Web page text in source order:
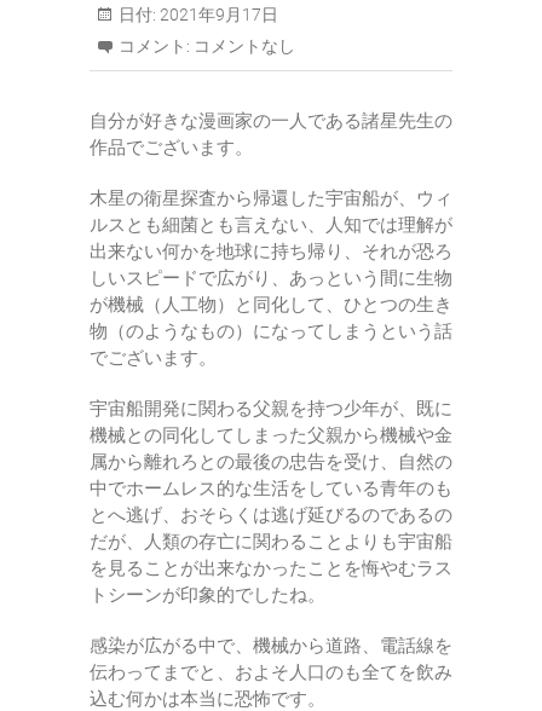
日付: 2021年9月17日
コメント: コメントなし
自分が好きな漫画家の一人である諸星先生の
作品でございます。
木星の衛星探査から帰還した宇宙船が、ウィ
ルスとも細菌とも言えない、人知では理解が
出来ない何かを地球に持ち帰り、それが恐ろ
しいスピードで広がり、あっという間に生物
が機械（人工物）と同化して、ひとつの生き
物（のようなもの）になってしまうという話
でございます。
宇宙船開発に関わる父親を持つ少年が、既に
機械との同化してしまった父親から機械や金
属から離れろとの最後の忠告を受け、自然の
中でホームレス的な生活をしている青年のも
とへ逃げ、おそらくは逃げ延びるのであるの
だが、人類の存亡に関わることよりも宇宙船
を見ることが出来なかったことを悔やむラス
トシーンが印象的でしたね。
感染が広がる中で、機械から道路、電話線を
伝わってまでと、およそ人口のも全てを飲み
込む何かは本当に恐怖です。